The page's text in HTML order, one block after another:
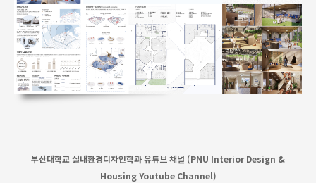
부산대학교 실내환경디자인학과 유튜브 채널 (PNU Interior Design &
Housing Youtube Channel)